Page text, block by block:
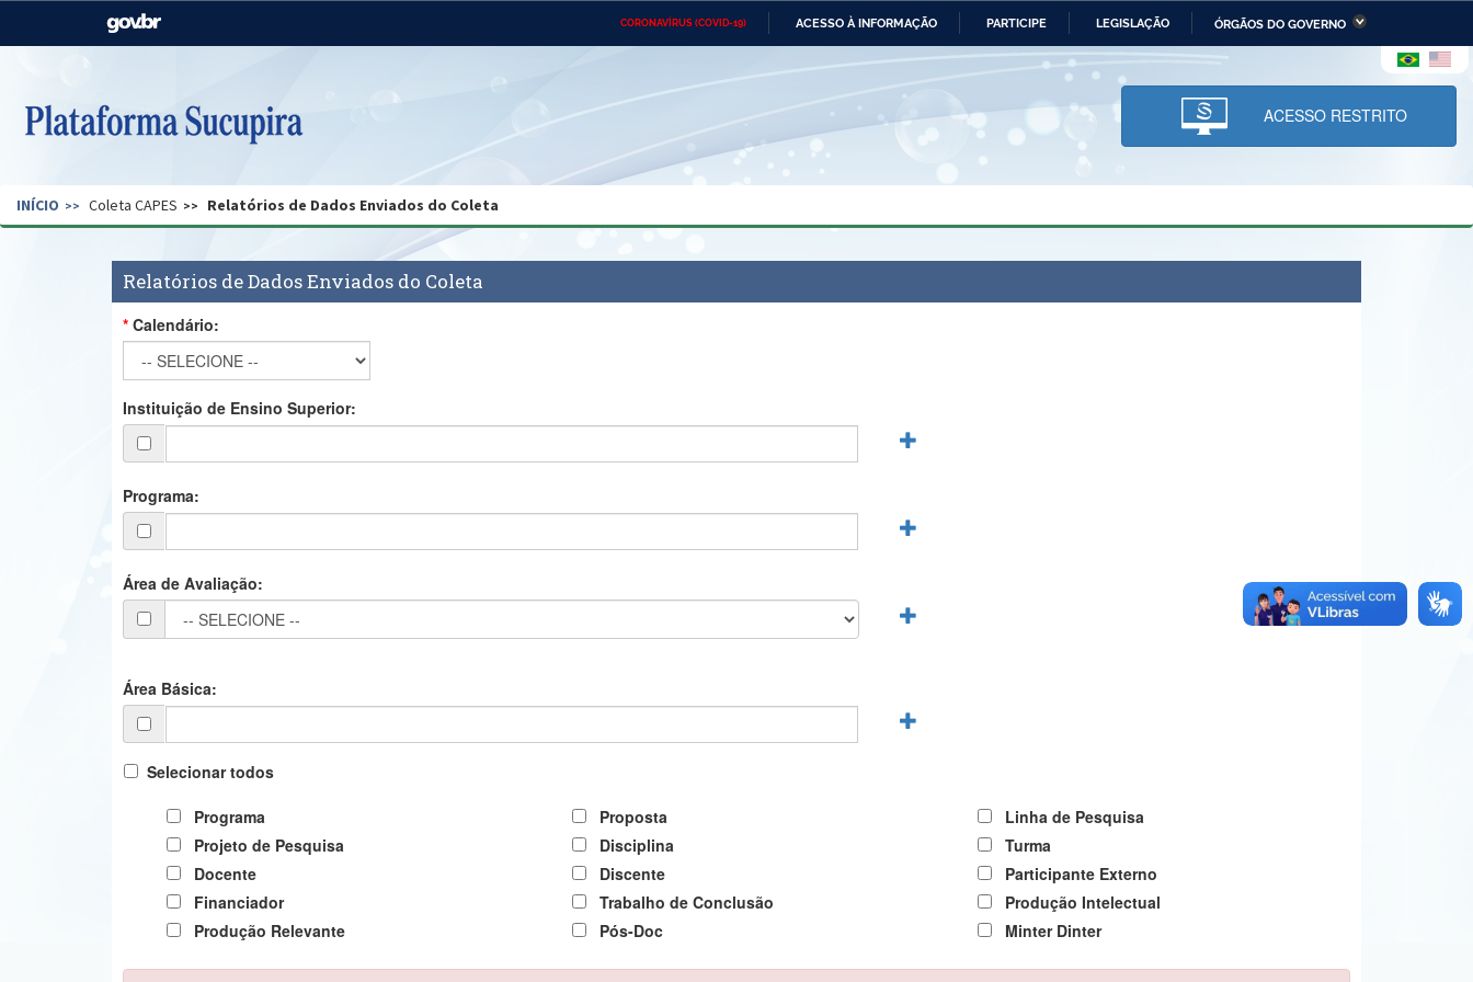
CORONAVÍRUS (COVID-19) ACESSO À INFORMAÇÃO PARTICIPE LEGISLAÇÃO ÓRGÃOS DO GOVERNO
Casa Civil Ministério das Relações Ministério da Economia Ministério da Infraestrutura
Pecuária e Abastecimento
Ministério da Ciência,
Tecnologia, Inovações e
Comunicações
Ministério do Desenvolvimento
Regional e dos Direitos Humanos
Secretaria de Governo Gabinete de Segurança Advocacia-Geral da União Banco Central do Brasil Planalto
ACESSO RESTRITO
INÍCIO Coleta CAPES Relatórios de Dados Enviados do Coleta
Relatórios de Dados Enviados do Coleta
Calendário:
Instituição de Ensino Superior:
Programa:
Área de Avaliação:
Área Básica:
Selecionar todos
Programa Proposta
Linha de Pesquisa
Projeto de Pesquisa
Disciplina
Turma
Docente
Discente
Participante Externo
Financiador
Trabalho de Conclusão
Produção Intelectual
Produção Relevante
Pós-Doc Minter Dinter